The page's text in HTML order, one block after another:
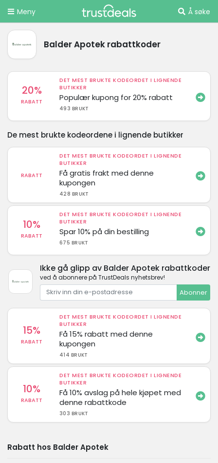
Meny Å søke
Balder Apotek rabattkoder
20%
RABATT
DET MEST BRUKTE KODEORDET I LIGNENDE
BUTIKKER
Populær kupong for 20% rabatt
493 BRUKT
De mest brukte kodeordene i lignende butikker
RABATT
DET MEST BRUKTE KODEORDET I LIGNENDE
BUTIKKER
Få gratis frakt med denne
kupongen
428 BRUKT
10%
RABATT
DET MEST BRUKTE KODEORDET I LIGNENDE
BUTIKKER
Spar 10% på din bestilling
675 BRUKT
Ikke gå glipp av Balder Apotek rabattkoder
ved å abonnere på TrustDeals nyhetsbrev!
Abonner
15%
RABATT
DET MEST BRUKTE KODEORDET I LIGNENDE
BUTIKKER
Få 15% rabatt med denne
kupongen
414 BRUKT
10%
RABATT
DET MEST BRUKTE KODEORDET I LIGNENDE
BUTIKKER
Få 10% avslag på hele kjøpet med
denne rabattkode
303 BRUKT
Rabatt hos Balder Apotek